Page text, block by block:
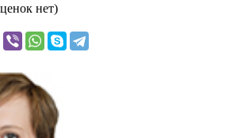
нет)